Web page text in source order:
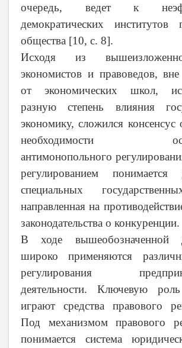
очередь, ведет к
демократических институтов
общества [10, c. 8].
Исходя из
экономистов и правоведов, вне
от экономических школ,
разную степень влияния
экономику, сложился консенсус
необходимости
антимонопольного
регулированием понимается
специальных
направленная на
законодательства о конкуренции.
В ходе вышеобозначенной
широко применяются
регулирования
деятельности. Ключевую
играют средства правового
Под механизмом правового
понимается система